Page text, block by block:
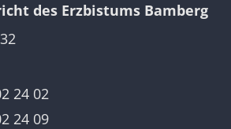
des Erzbistums Bamberg
24 02
24 09